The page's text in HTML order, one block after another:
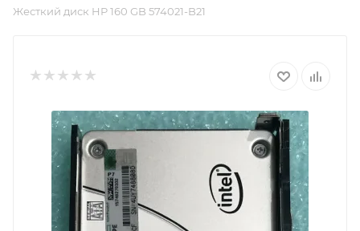
Жесткий диск HP 160 GB 574021-B21